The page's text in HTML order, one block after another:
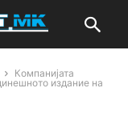
Компанијата
издание на